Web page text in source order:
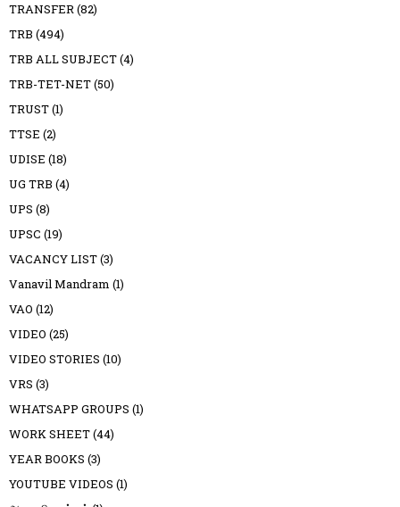
TRANSFER(82)
TRB (494)
TRB ALL SUBJECT(4)
TRB-TET-NET(50)
TRUST(1)
TTSE (2)
UDISE (18)
UG TRB (4)
UPS (8)
UPSC (19)
VACANCY LIST(3)
Vanavil Mandram (1)
VAO (12)
VIDEO (25)
VIDEO STORIES (10)
VRS (3)
WHATSAPP GROUPS (1)
WORK SHEET(44)
YEAR BOOKS (3)
YOUTUBE VIDEOS (1)